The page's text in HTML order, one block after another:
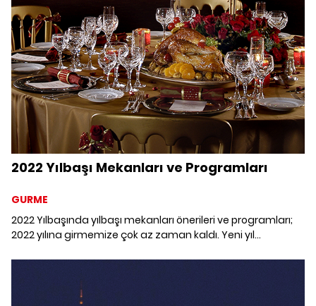
2022 Yılbaşı Mekanları ve Programları
GURME
2022 Yılbaşında yılbaşı mekanları önerileri ve programları;
2022 yılına girmemize çok az zaman kaldı. Yeni yıl